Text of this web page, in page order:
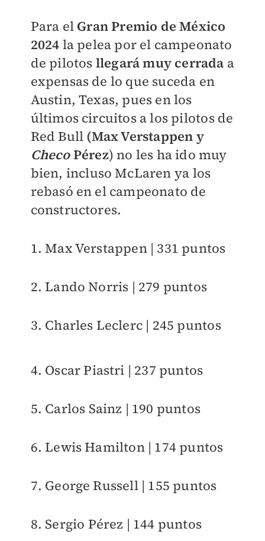
Para el Gran Premio de México
2024 la pelea por el campeonato
de pilotos llegará muy cerrada a
expensas de lo que suceda en
Austin, Texas, pues en los
últimos circuitos a los pilotos de
Red Bull (Max Verstappen y
ChecoPérez) no les ha ido muy
bien, incluso McLaren ya los
rebasó en el campeonato de
constructores.
1. Max Verstappen | 331 puntos
2. Lando Norris | 279 puntos
3. Charles Leclerc | 245 puntos
4. Oscar Piastri | 237 puntos
5. Carlos Sainz | 190 puntos
6. Lewis Hamilton | 174 puntos
7. George Russell | 155 puntos
8. Sergio Pérez | 144 puntos